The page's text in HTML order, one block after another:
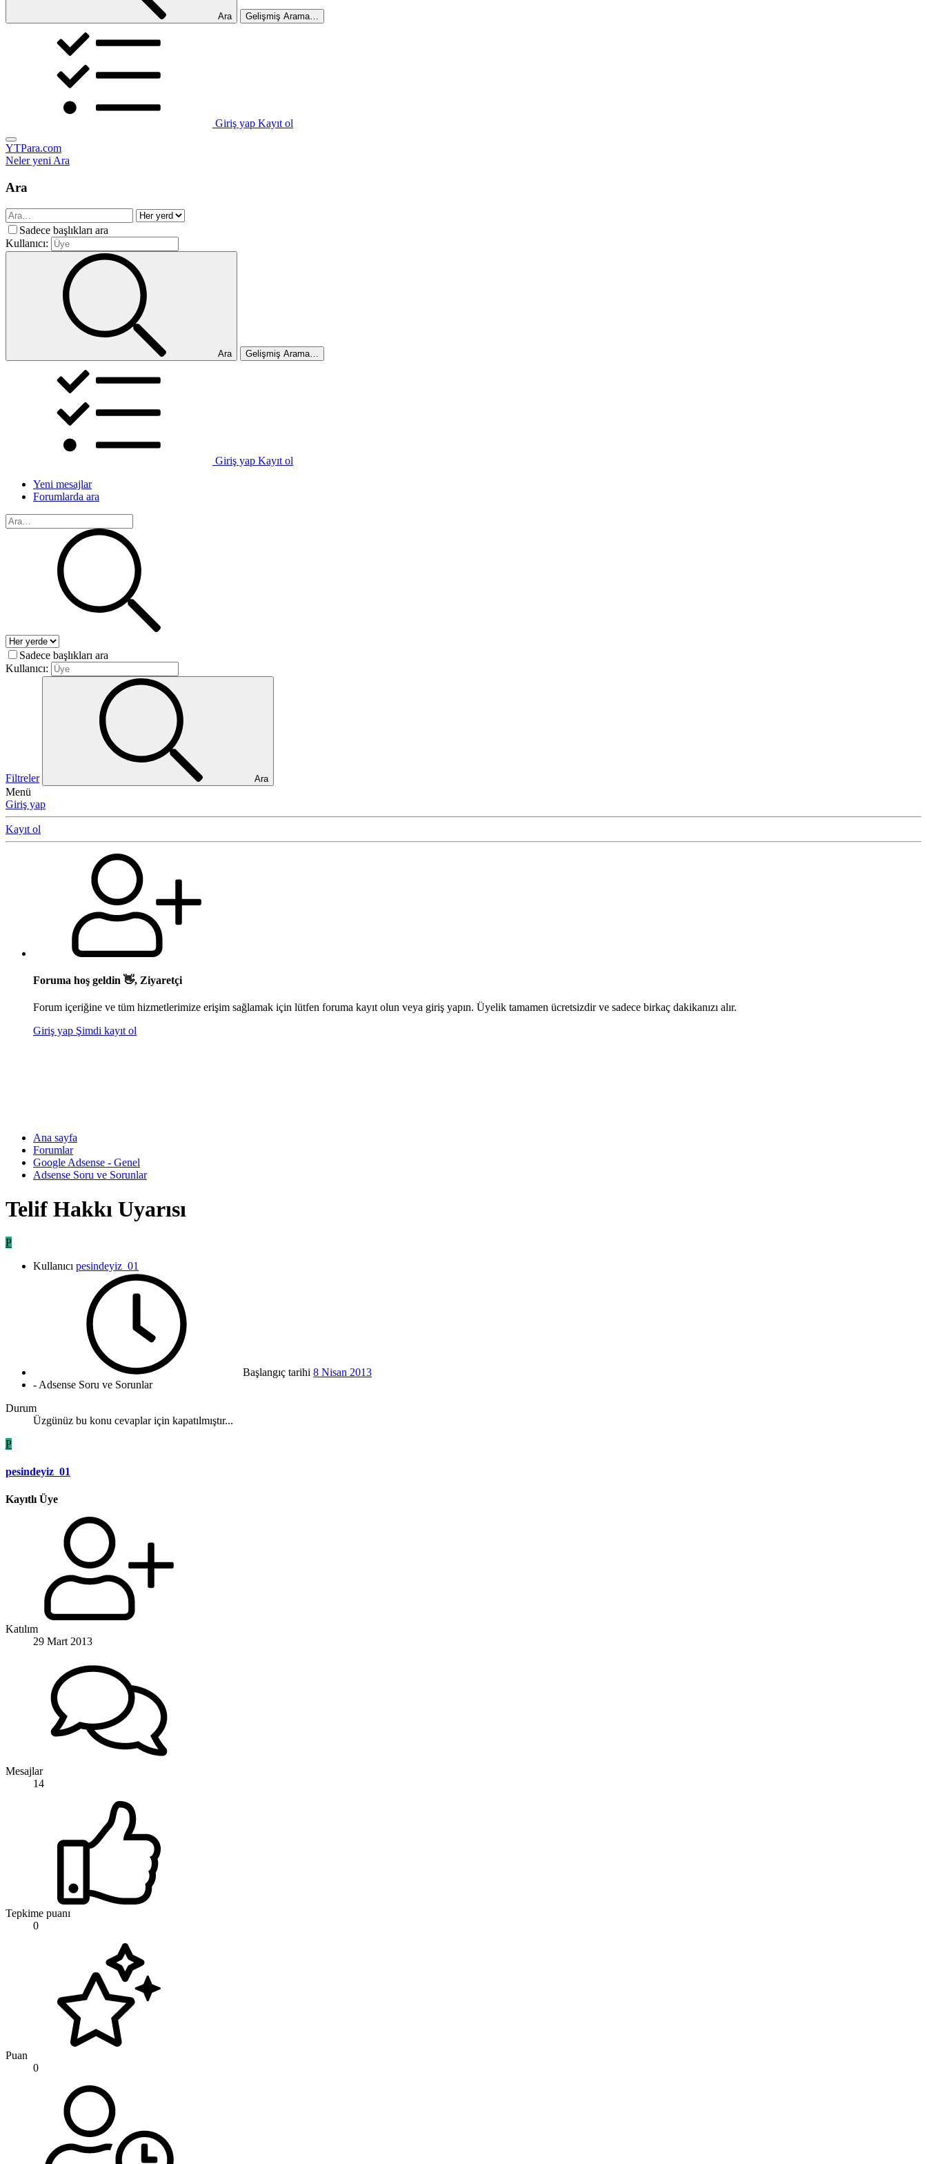
Ara Gelişmiş Arama…
Giriş yap Kayıt ol
YTPara.com
Neler yeniAra
Ara
Sadece başlıkları ara
Kullanıcı:
Ara Gelişmiş Arama…
Giriş yap Kayıt ol
Yeni mesajlar
Forumlarda ara
Sadece başlıkları ara
Kullanıcı:
Filtreler Ara
Menü
Giriş yap
Kayıt ol
Foruma hoş geldin 👋, Ziyaretçi
Forum içeriğine ve tüm hizmetlerimize erişim sağlamak için lütfen foruma kayıt olun veya giriş yapın. Üyelik tamamen ücretsizdir ve sadece birkaç dakikanızı alır.
Giriş yap Şimdi kayıt ol
Ana sayfa
Forumlar
Google Adsense - Genel
Adsense Soru ve Sorunlar
Telif Hakkı Uyarısı
P
Kullanıcı pesindeyiz_01
Başlangıç tarihi 8 Nisan 2013
- Adsense Soru ve Sorunlar
Durum
Üzgünüz bu konu cevaplar için kapatılmıştır...
P
pesindeyiz_01
Kayıtlı Üye
Katılım
29 Mart 2013
Mesajlar
14
Tepkime puanı
0
Puan
0